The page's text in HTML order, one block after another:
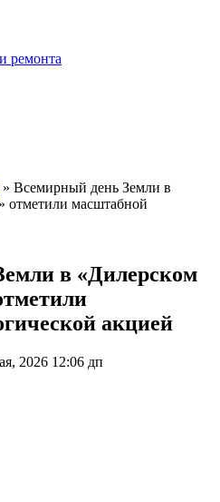
ремонта
» Всемирный день Земли в
отметили масштабной
в «Дилерском
акцией
2026 12:06 дп